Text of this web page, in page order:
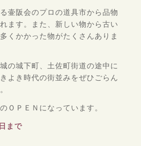
壷阪会のプロの道具市から品物
ます。また、新しい物から古い
くかかった物がたくさんありま
の城下町、土佐町街道の途中に
よき時代の街並みをぜひごらん
ＯＰＥＮになっています。
まで